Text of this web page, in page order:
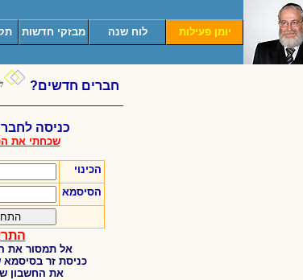
יומן פעילות לוח שנה מבזקי חדשות
חברים חדשים?
כניסה
שכחתי את
הכינוי
הסיסמא
אל תמסור את
כניסת זר בסיסמא
את החשבון